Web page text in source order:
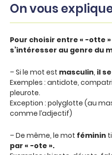
On vous
Pour choisir entre « -otte
s’intéresser au genre du
– Si le mot est masculin, il
Exemples : antidote,
pleurote.
Exception : polyglotte (au
comme l’adjectif)
– De même, le mot féminin
par « -ote ».